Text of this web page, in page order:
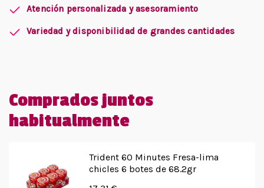
Atención personalizada y asesoramiento
Variedad y disponibilidad de grandes cantidades
Comprados juntos
habitualmente
Trident 60 Minutes Fresa-lima
chicles 6 botes de 68.2gr